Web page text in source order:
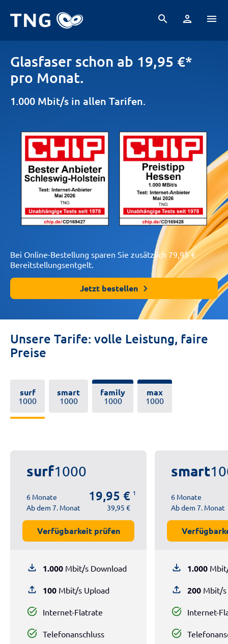
search person menu
Tarife FRITZ!Box
Glasfaser schon ab 19,95 €*
pro Monat.
1.000 Mbit/s in allen Tarifen.
Bei Online-Bestellung sparen Sie zusätzlich 79,95 €
Bereitstellungsentgelt.
Jetzt bestellen
Unsere Tarife: volle Leistung, faire
Preise
surf
1000
smart
1000
family
1000
max
1000
surf1000
6 Monate 19,95 € 1
Ab dem 7. Monat 39,95 €
Verfügbarkeit prüfen
file_download 1.000 Mbit/s Download
file_upload 100 Mbit/s Upload
task_alt Internet-Flatrate
task_alt Telefonanschluss
smart
6 Monate
Ab dem 7. Monat
file_download 1.000
file_upload 200 Mbit/s
task_alt Internet-
task_alt